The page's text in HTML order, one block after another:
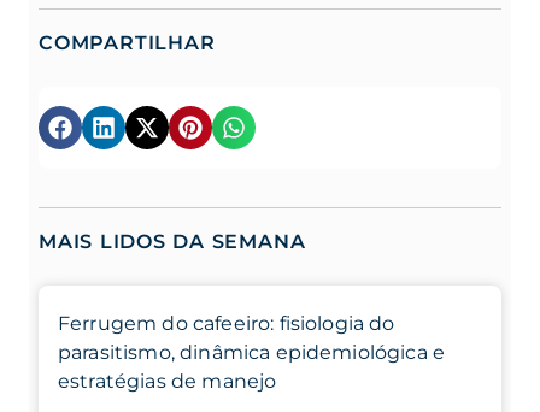
COMPARTILHAR
MAIS LIDOS DA SEMANA
Ferrugem do cafeeiro: fisiologia do
parasitismo, dinâmica epidemiológica e
estratégias de manejo